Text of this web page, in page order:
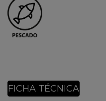
FICHA TÉCNICA